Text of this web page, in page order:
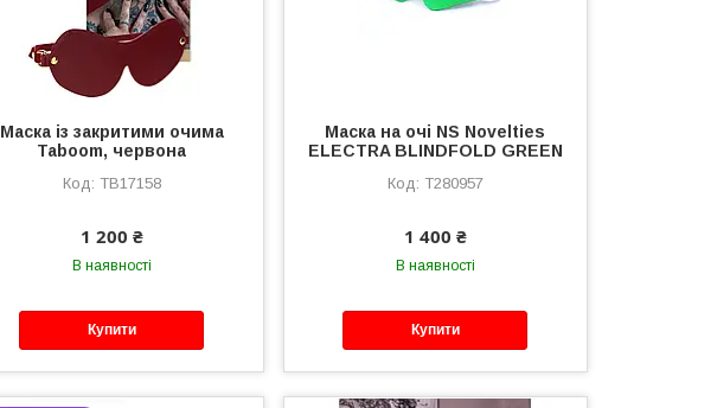
Маска із закритими очима
Taboom, червона
TB17158
1 200 ₴
В наявності
Купити
Маска на очі NS Novelties
ELECTRA BLINDFOLD GREEN
T280957
1 400 ₴
В наявності
Купити